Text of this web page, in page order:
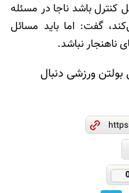
کنترل باشد ناجا در مسئله
گفت: اما باید مسائل
ناهنجار نباشد.
بولتن ورزشی دنبال